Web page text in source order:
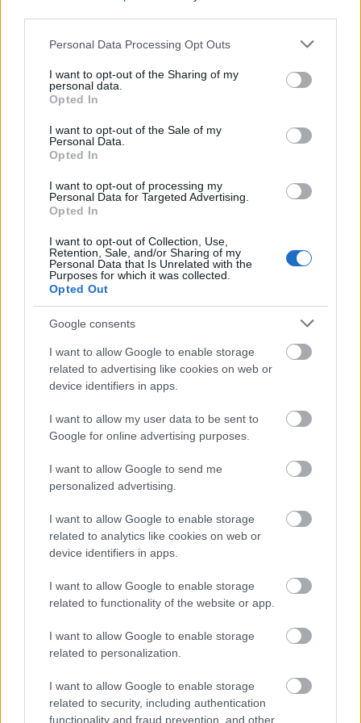
Please note that this website/app uses one or more Google
not limited to your visit or usage behaviour. You may click to
grant or deny consent to Google and its third-party tags to
use your data for below specified purposes in below Google
consent section.
Personal Data Processing Opt Outs
I want to opt-out of the Sharing of my
personal data.
Opted In
I want to opt-out of the Sale of my
Personal Data.
Opted In
I want to opt-out of processing my
Personal Data for Targeted Advertising.
Opted In
I want to opt-out of Collection, Use,
Retention, Sale, and/or Sharing of my
Personal Data that Is Unrelated with the
Purposes for which it was collected.
Opted Out
Google consents
I want to allow Google to enable storage
related to advertising like cookies on web or
device identifiers in apps.
I want to allow my user data to be sent to
Google for online advertising purposes.
I want to allow Google to send me
personalized advertising.
I want to allow Google to enable storage
related to analytics like cookies on web or
device identifiers in apps.
I want to allow Google to enable storage
related to functionality of the website or app.
I want to allow Google to enable storage
related to personalization.
I want to allow Google to enable storage
related to security, including authentication
functionality and fraud prevention, and other
A csapat eddigi leglátványosabb koncertje
Jurancsik Eszter•2018. január 22.
buliját rendezte meg a londoni O2
koncerthelyszínen, amelyről
Lacuna Coil: képek a tegnapi londoni